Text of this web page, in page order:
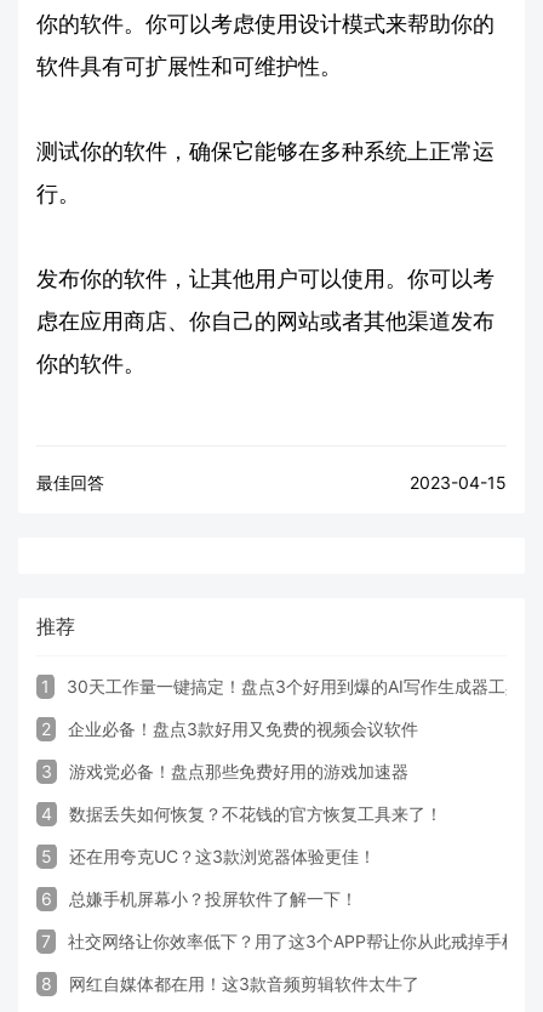
你的软件。你可以考虑使用设计模式来帮助你的
软件具有可扩展性和可维护性。
测试你的软件，确保它能够在多种系统上正常运
行。
发布你的软件，让其他用户可以使用。你可以考
虑在应用商店、你自己的网站或者其他渠道发布
你的软件。
最佳回答 2023-04-15
推荐
1 30天工作量一键搞定！盘点3个好用到爆的AI写作生成器工具
2 企业必备！盘点3款好用又免费的视频会议软件
3 游戏党必备！盘点那些免费好用的游戏加速器
4 数据丢失如何恢复？不花钱的官方恢复工具来了！
5 还在用夸克UC？这3款浏览器体验更佳！
6 总嫌手机屏幕小？投屏软件了解一下！
7 社交网络让你效率低下？用了这3个APP帮让你从此戒掉手机！
8 网红自媒体都在用！这3款音频剪辑软件太牛了